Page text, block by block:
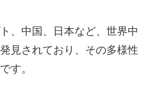
、中国、日本など、世界中
見されており、その多様性
す。